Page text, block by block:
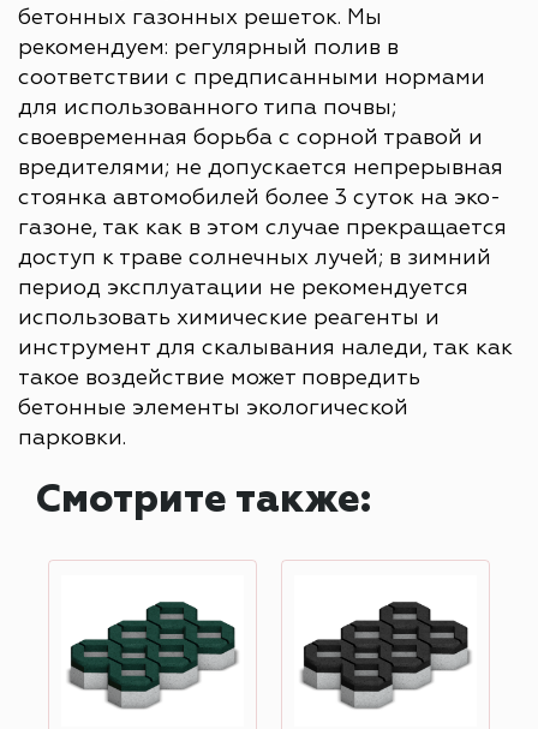
бетонных газонных решеток. Мы
рекомендуем: регулярный полив в
соответствии с предписанными нормами
для использованного типа почвы;
своевременная борьба с сорной травой и
вредителями; не допускается непрерывная
стоянка автомобилей более 3 суток на эко-
газоне, так как в этом случае прекращается
доступ к траве солнечных лучей; в зимний
период эксплуатации не рекомендуется
использовать химические реагенты и
инструмент для скалывания наледи, так как
такое воздействие может повредить
бетонные элементы экологической
парковки.
Смотрите также: